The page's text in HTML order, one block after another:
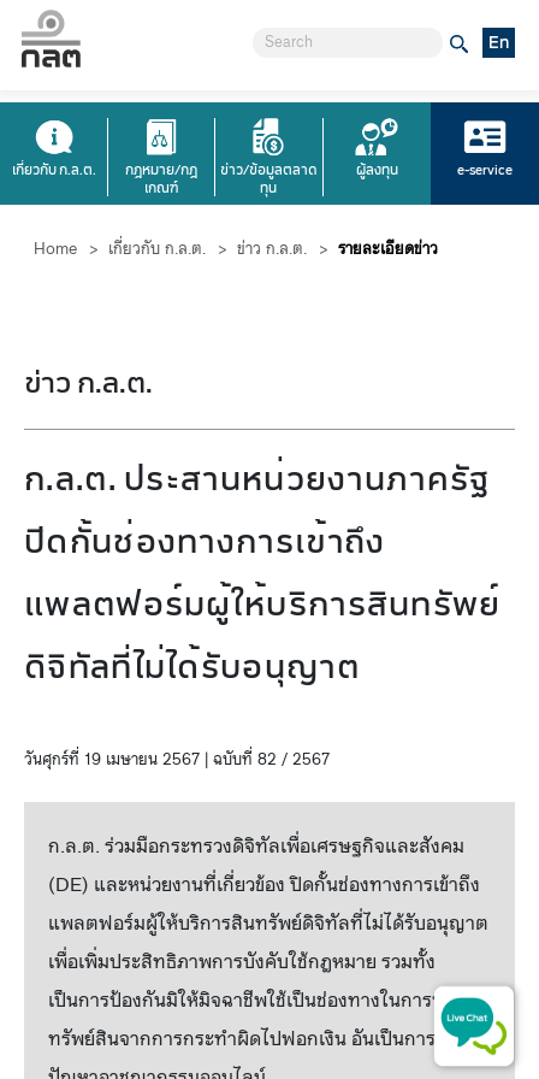
En
เกี่ยวกับ ก.ล.ต.
กฎหมาย/กฎ
เกณฑ์
ข่าว/ข้อมูลตลาด
ทุน
ผู้ลงทุน e-service
Home > เกี่ยวกับ ก.ล.ต. > ข่าว ก.ล.ต. > รายละเอียดข่าว
ข่าว ก.ล.ต.
ก.ล.ต. ประสานหน่วยงานภาครัฐ
ปิดกั้นช่องทางการเข้าถึง
แพลตฟอร์มผู้ให้บริการสินทรัพย์
ดิจิทัลที่ไม่ได้รับอนุญาต
วันศุกร์ที่ 19 เมษายน 2567 | ฉบับที่ 82 / 2567
ก.ล.ต. ร่วมมือกระทรวงดิจิทัลเพื่อเศรษฐกิจและสังคม
(DE) และหน่วยงานที่เกี่ยวข้อง ปิดกั้นช่องทางการเข้าถึง
แพลตฟอร์มผู้ให้บริการสินทรัพย์ดิจิทัลที่ไม่ได้รับอนุญาต
เพื่อเพิ่มประสิทธิภาพการบังคับใช้กฎหมาย รวมทั้ง
เป็นการป้องกันมิให้มิจฉาชีพใช้เป็นช่องทางในการนำ
ทรัพย์สินจากการกระทำผิดไปฟอกเงิน อันเป็นการแก้